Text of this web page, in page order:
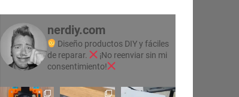
nerdiy.com
Diseño productos DIY y fáciles
de reparar.
¡No reenviar sin mi
consentimiento!